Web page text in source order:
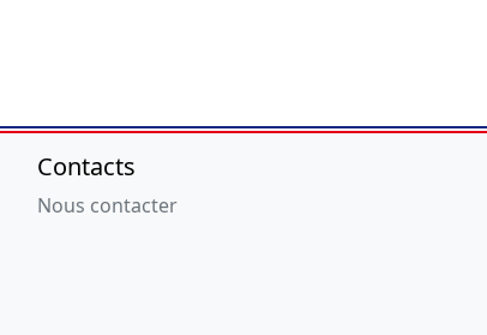
Contacts
Nous contacter